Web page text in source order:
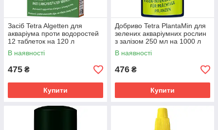
Засіб Tetra Algetten для
акваріума проти водоростей
12 таблеток на 120 л
В наявності
475 ₴
Купити
Добриво Tetra PlantaMin для
зелених акваріумних рослин
з залізом 250 мл на 1000 л
В наявності
476 ₴
Купити